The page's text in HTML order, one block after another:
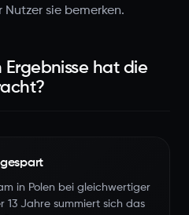
sie bemerken.
Ergebnisse hat die
in Polen bei gleichwertiger
13 Jahre summiert sich das